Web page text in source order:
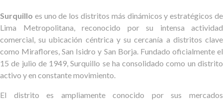
Surquillo es uno de los distritos más dinámicos y estratégicos de
Lima Metropolitana, reconocido por su intensa actividad
comercial, su ubicación céntrica y su cercanía a distritos clave
como Miraflores, San Isidro y San Borja. Fundado oficialmente el
15 de julio de 1949, Surquillo se ha consolidado como un distrito
activo y en constante movimiento.
El distrito es ampliamente conocido por sus mercados